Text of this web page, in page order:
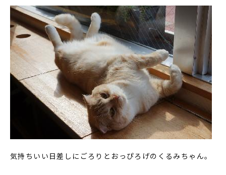
気持ちいい日差しにごろりとおっぴろげのくるみちゃん。